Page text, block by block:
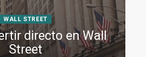
WALL STREET
directo en Wall
Street